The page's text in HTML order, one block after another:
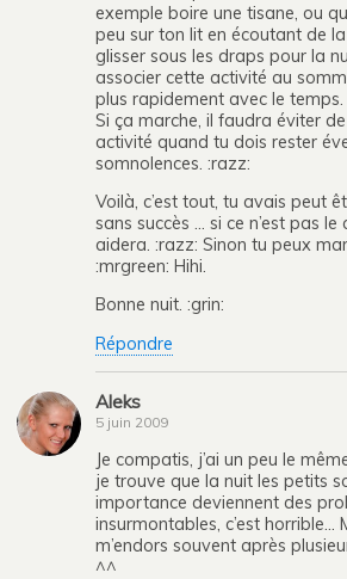
exemple boire une tisane, ou
peu sur ton lit en écoutant de
glisser sous les draps pour la
associer cette activité au
plus rapidement avec le temps.
Si ça marche, il faudra éviter
activité quand tu dois rester
somnolences. :razz:
Voilà, c’est tout, tu avais peut
sans succès … si ce n’est pas le
aidera. :razz: Sinon tu peux
:mrgreen: Hihi.
Bonne nuit. :grin:
Répondre
Aleks
5 juin 2009
Je compatis, j’ai un peu le
je trouve que la nuit les petits
importance deviennent des
insurmontables, c’est horrible…
m’endors souvent après
^^